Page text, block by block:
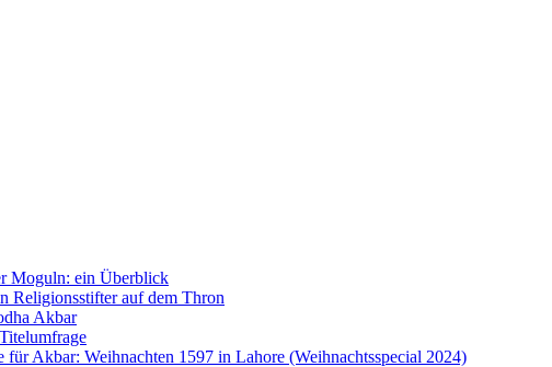
Moguln: ein Überblick
Religionsstifter auf dem Thron
Akbar
für Akbar: Weihnachten 1597 in Lahore (Weihnachtsspecial 2024)